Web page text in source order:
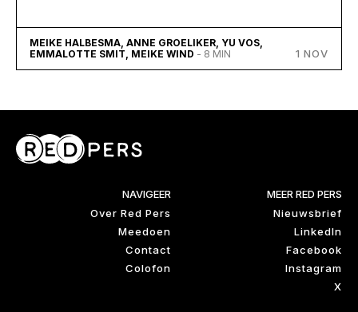
MEIKE HALBESMA, ANNE GROELIKER, YU VOS,
EMMALOTTE SMIT, MEIKE WIND - 8 MIN 1 NOV
NAVIGEER
Over Red Pers
Meedoen
Contact
Colofon
MEER RED PERS
Nieuwsbrief
LinkedIn
Facebook
Instagram
X